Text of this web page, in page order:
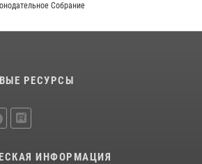
Собрание
РЕСУРСЫ
ИНФОРМАЦИЯ